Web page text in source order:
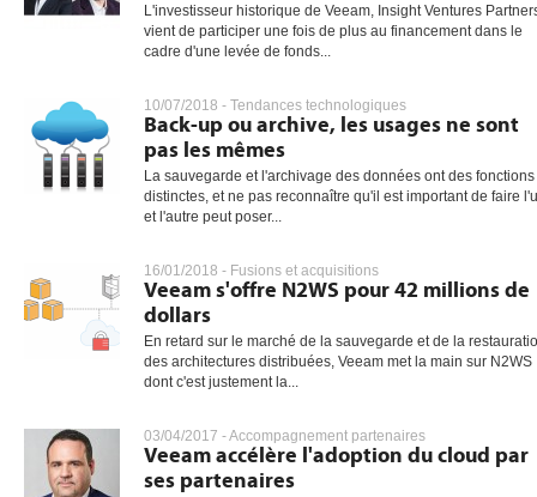
L'investisseur historique de Veeam, Insight Ventures
vient de participer une fois de plus au financement dans le
cadre d'une levée de fonds...
10/07/2018 - Tendances technologiques
Back-up ou archive, les usages ne sont
pas les mêmes
La sauvegarde et l'archivage des données ont des fonctions
distinctes, et ne pas reconnaître qu'il est important de faire
et l'autre peut poser...
16/01/2018 - Fusions et acquisitions
Veeam s'offre N2WS pour 42 millions de
dollars
En retard sur le marché de la sauvegarde et de la
des architectures distribuées, Veeam met la main sur N2WS
dont c'est justement la...
03/04/2017 -Accompagnement partenaires
Veeam accélère l'adoption du cloud par
ses partenaires